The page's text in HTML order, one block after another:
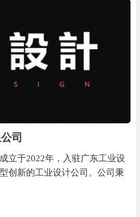
司
立于2022年，入驻广东工业设
创新的工业设计公司。公司秉